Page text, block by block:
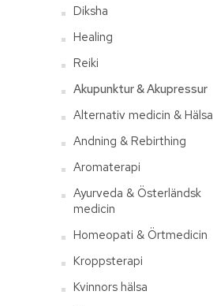
Diksha
Healing
Reiki
Akupunktur & Akupressur
Alternativ medicin & Hälsa
Andning & Rebirthing
Aromaterapi
Ayurveda & Österländsk
medicin
Homeopati & Örtmedicin
Kroppsterapi
Kvinnors hälsa